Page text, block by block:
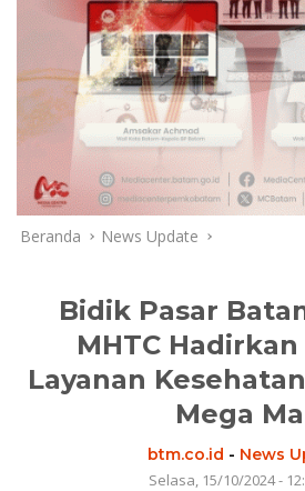
Beranda News Update
Bidik Pasar
MHTC
Layanan
Mega
btm.co.id - News
Selasa, 15/10/2024 -